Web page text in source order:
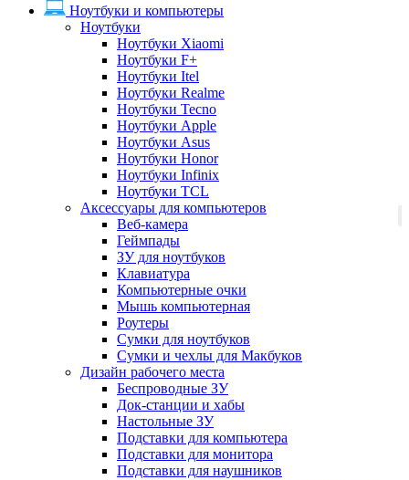
Ноутбуки и компьютеры
Ноутбуки
Ноутбуки Xiaomi
Ноутбуки F+
Ноутбуки Itel
Ноутбуки Realme
Ноутбуки Tecno
Ноутбуки Apple
Ноутбуки Asus
Ноутбуки Honor
Ноутбуки Infinix
Ноутбуки TCL
Аксессуары для компьютеров
Веб-камера
Геймпады
ЗУ для ноутбуков
Клавиатура
Компьютерные очки
Мышь компьютерная
Роутеры
Сумки для ноутбуков
Сумки и чехлы для Макбуков
Дизайн рабочего места
Беспроводные ЗУ
Док-станции и хабы
Настольные ЗУ
Подставки для компьютера
Подставки для монитора
Подставки для наушников